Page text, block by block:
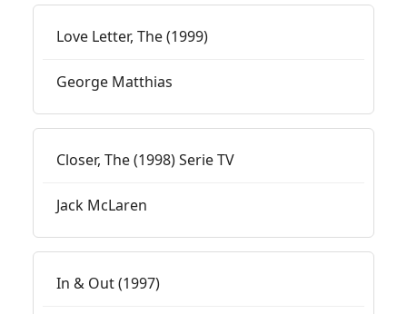
Love Letter, The (1999)
George Matthias
Closer, The (1998) Serie TV
Jack McLaren
In & Out (1997)